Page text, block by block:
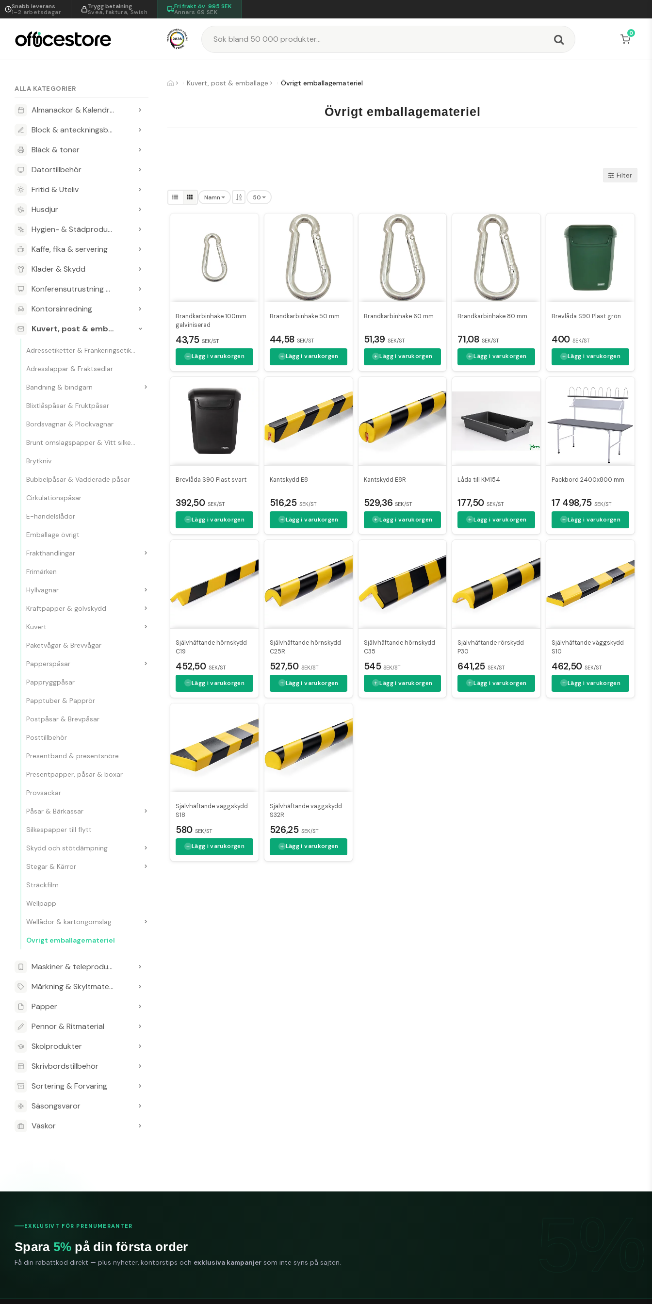
Snabb leverans
1–2 arbetsdagar
Trygg betalning
Svea, faktura, Swish
Fri frakt öv. 995 SEK
Annars 69 SEK
0
ALLA KATEGORIER
Almanackor & Kalendrar
Block & anteckningsböcker
Bläck & toner
Datortillbehör
Fritid & Uteliv
Husdjur
Hygien- & Städprodukter
Kaffe, fika & servering
Kläder & Skydd
Konferensutrustning & Presentationsutrustning
Kontorsinredning
Kuvert, post & emballage
Adressetiketter & Frankeringsetiketter
Adresslappar & Fraktsedlar
Bandning & bindgarn
Blixtlåspåsar & Fruktpåsar
Bordsvagnar & Plockvagnar
Brunt omslagspapper & Vitt silkespapper
Brytkniv
Bubbelpåsar & Vadderade påsar
Cirkulationspåsar
E-handelslådor
Emballage övrigt
Frakthandlingar
Frimärken
Hyllvagnar
Kraftpapper & golvskydd
Kuvert
Paketvågar & Brevvågar
Papperspåsar
Pappryggpåsar
Papptuber & Papprör
Postpåsar & Brevpåsar
Posttillbehör
Presentband & presentsnöre
Presentpapper, påsar & boxar
Provsäckar
Påsar & Bärkassar
Silkespapper till flytt
Skydd och stötdämpning
Stegar & Kärror
Sträckfilm
Wellpapp
Wellådor & kartongomslag
Övrigt emballagemateriel
Maskiner & teleprodukter
Märkning & Skyltmaterial
Papper
Pennor & Ritmaterial
Skolprodukter
Skrivbordstillbehör
Sortering & Förvaring
Säsongsvaror
Väskor
Kuvert, post & emballage Övrigt emballagemateriel
Övrigt emballagemateriel
Filter
Namn 50
Brandkarbinhake 100mm
galviniserad
43,75 SEK/ST
Lägg i varukorgen
Brandkarbinhake 50 mm
44,58 SEK/ST
Lägg i varukorgen
Brandkarbinhake 60 mm
51,39 SEK/ST
Lägg i varukorgen
Brandkarbinhake 80 mm
71,08 SEK/ST
Lägg i varukorgen
Brevlåda S90 Plast grön
400 SEK/ST
Lägg i varukorgen
Brevlåda S90 Plast svart
392,50 SEK/ST
Lägg i varukorgen
Kantskydd E8
516,25 SEK/ST
Lägg i varukorgen
Kantskydd E8R
529,36 SEK/ST
Lägg i varukorgen
Låda till KM154
177,50 SEK/ST
Lägg i varukorgen
Packbord 2400x800 mm
17 498,75 SEK/ST
Lägg i varukorgen
Självhäftande hörnskydd
C19
452,50 SEK/ST
Lägg i varukorgen
Självhäftande hörnskydd
C25R
527,50 SEK/ST
Lägg i varukorgen
Självhäftande hörnskydd
C35
545 SEK/ST
Lägg i varukorgen
Självhäftande rörskydd
P30
641,25 SEK/ST
Lägg i varukorgen
Självhäftande väggskydd
S10
462,50 SEK/ST
Lägg i varukorgen
Självhäftande väggskydd
S18
580 SEK/ST
Lägg i varukorgen
Självhäftande väggskydd
S32R
526,25 SEK/ST
Lägg i varukorgen
EXKLUSIVT FÖR PRENUMERANTER
Spara 5% på din första order
Få din rabattkod direkt — plus nyheter, kontorstips och exklusiva kampanjer som inte syns på sajten.